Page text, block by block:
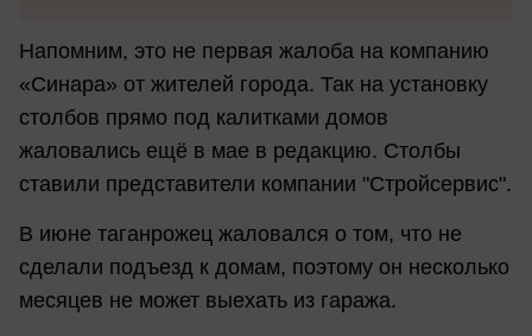
Напомним, это не первая жалоба на компанию
«Синара» от жителей города. Так на установку
столбов прямо под калитками домов
жаловались ещё в мае в редакцию. Столбы
ставили представители компании "Стройсервис".
В июне таганрожец жаловался о том, что не
сделали подъезд к домам, поэтому он несколько
месяцев не может выехать из гаража.